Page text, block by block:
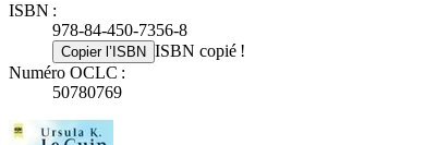
ISBN :
978-84-450-7356-8
Copier l’ISBN ISBN copié !
Numéro OCLC :
50780769